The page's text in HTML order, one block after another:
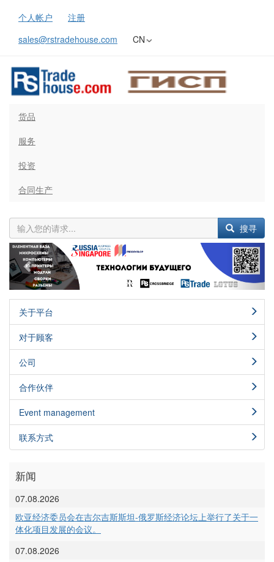
个人帐户
注册
sales@rstradehouse.com
CN
货品
服务
投资
合同生产
搜寻
Previous Next
关于平台
对于顾客
公司
合作伙伴
Event management
联系方式
新闻
07.08.2026
欧亚经济委员会在吉尔吉斯斯坦-俄罗斯经济论坛上举行了关于一
体化项目发展的会议。
07.08.2026